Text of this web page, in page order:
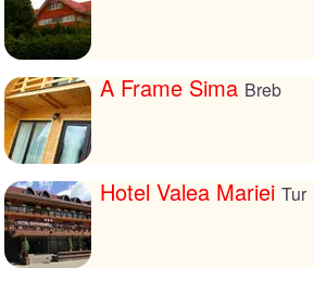
A Frame Sima Breb
Hotel Valea Mariei Tur